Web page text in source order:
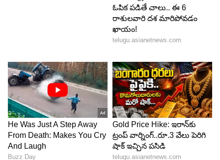
రామ ఆ పుస్తకాలను పట్టుకుని గడప దాటుతూ ఉండగా
జ్ఞానాంబ రామని ఆపి, లోపలికి రమ్మని చెప్పి, ఇప్పుడు
ఇల్లు ఇంత అన్యోన్యంగా ఉన్నది అంటే దానికి కారణం ఇంటి
భార్య బాధపడుతుంటే నేను జీవితాంతం ఆనందంగా ఎలా
ఉండగలను? అని అన్నావు.చిన్నప్పుడు నీ చదువుని
వదిలినప్పుడు కూడా నువ్వు ఇంత బాధపడలేదు.